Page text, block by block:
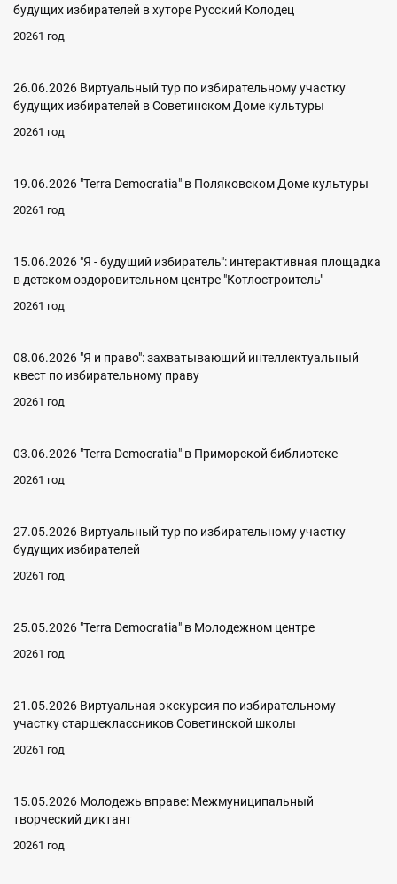
будущих избирателей в хуторе Русский Колодец
20261 год
26.06.2026 Виртуальный тур по избирательному участку
будущих избирателей в Советинском Доме культуры
20261 год
19.06.2026 "Terra Democratia" в Поляковском Доме культуры
20261 год
15.06.2026 "Я - будущий избиратель": интерактивная площадка
в детском оздоровительном центре "Котлостроитель"
20261 год
08.06.2026 "Я и право": захватывающий интеллектуальный
квест по избирательному праву
20261 год
03.06.2026 "Terra Democratia" в Приморской библиотеке
20261 год
27.05.2026 Виртуальный тур по избирательному участку
будущих избирателей
20261 год
25.05.2026 "Terra Democratia" в Молодежном центре
20261 год
21.05.2026 Виртуальная экскурсия по избирательному
участку старшеклассников Советинской школы
20261 год
15.05.2026 Молодежь вправе: Межмуниципальный
творческий диктант
20261 год